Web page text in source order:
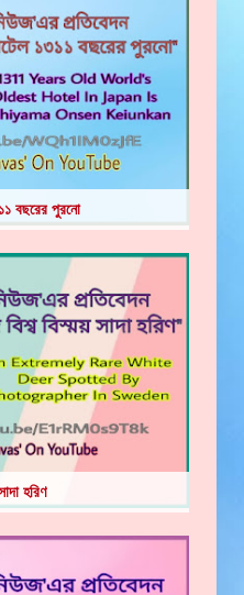
বছরের পুরনো
হরিণ